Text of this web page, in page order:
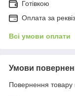
Готівкою
Оплата за
Всі умови оплати
Умови
Повернення товару